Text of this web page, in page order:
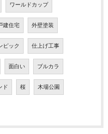
ワールドカップ
建住宅 外壁塗装
ピック 仕上げ工事
面白い ブルカラ
ド 桜 木場公園